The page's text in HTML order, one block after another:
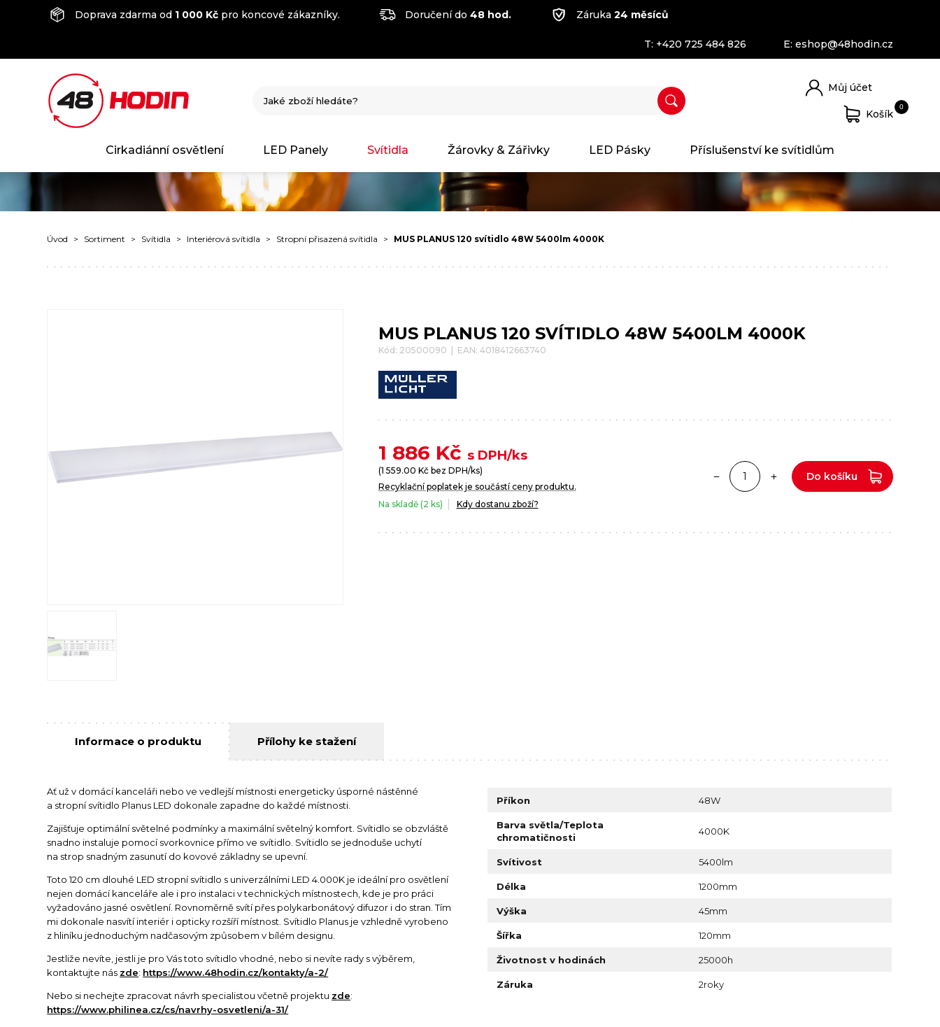
Doprava zdarma od 1 000 Kč pro koncové zákazníky. Doručení do48 hod. Záruka24 měsíců
T: +420 725 484 826 E: eshop@48hodin.cz
Můj účet
0
Košík
Cirkadiánní osvětlení LED Panely Svítidla Žárovky & Zářivky LED Pásky Příslušenství ke svítidlům
Úvod Sortiment Svítidla Interiérová svítidla Stropní přisazená svítidla MUS PLANUS 120 svítidlo 48W 5400lm 4000K
MUS PLANUS 120 SVÍTIDLO 48W 5400LM 4000K
Kód: 20500090 | EAN: 4018412663740
1 886 Kč s DPH/ks
(1 559.00 Kč bez DPH/ks)
Recyklační poplatek je součástí ceny produktu.
Na skladě (2 ks)
Kdy dostanu zboží?
Do košíku
Informace o produktu Přílohy ke stažení
Ať už v domácí kanceláři nebo ve vedlejší místnosti energeticky úsporné nástěnné
a stropní svítidlo Planus LED dokonale zapadne do každé místnosti.
Zajišťuje optimální světelné podmínky a maximální světelný komfort. Svítidlo se obzvláště
snadno instaluje pomocí svorkovnice přímo ve svítidlo. Svítidlo se jednoduše uchytí
na strop snadným zasunutí do kovové základny se upevní.
Toto 120 cm dlouhé LED stropní svítidlo s univerzálními LED 4.000K je ideální pro osvětlení
nejen domácí kanceláře ale i pro instalaci v technických místnostech, kde je pro práci
vyžadováno jasné osvětlení. Rovnoměrně svítí přes polykarbonátový difuzor i do stran. Tím
mi dokonale nasvítí interiér i opticky rozšíří místnost. Svítidlo Planus je vzhledně vyrobeno
z hliníku jednoduchým nadčasovým způsobem v bílém designu.
Jestliže nevíte, jestli je pro Vás toto svítidlo vhodné, nebo si nevíte rady s výběrem,
kontaktujte nás zde: https://www.48hodin.cz/kontakty/a-2/
Nebo si nechejte zpracovat návrh specialistou včetně projektu zde:
https://www.philinea.cz/cs/navrhy-osvetleni/a-31/
Příkon 48W
Barva světla/Teplota
chromatičnosti
4000K
Svítivost 5400lm
Délka 1200mm
Výška 45mm
Šířka 120mm
Životnost v hodinách 25000h
Záruka 2roky